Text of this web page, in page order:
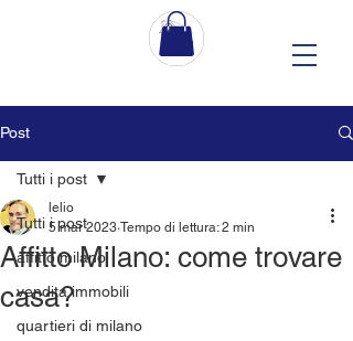
Post
Tutti i post
affitto milano
vendita immobili
quartieri di milano
Tutti i post
Affitto Milano: come trovare
casa?
lelio
5 mar 2023 Tempo di lettura: 2 min